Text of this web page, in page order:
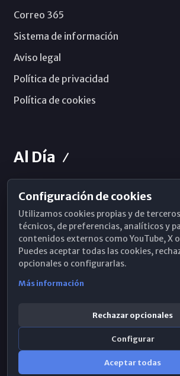
Correo 365
Sistema de información
Aviso legal
Política de privacidad
Política de cookies
Al Día
Horarios de Misa
Hemeroteca
WhatsApp
Configuración de cookies
Utilizamos cookies propias y de
técnicos, de preferencias, analíticos y
contenidos externos como YouTube, X
Puedes aceptar todas las cookies,
opcionales o configurarlas.
Más información
Rechazar opcionales
Configurar
Aceptar todas